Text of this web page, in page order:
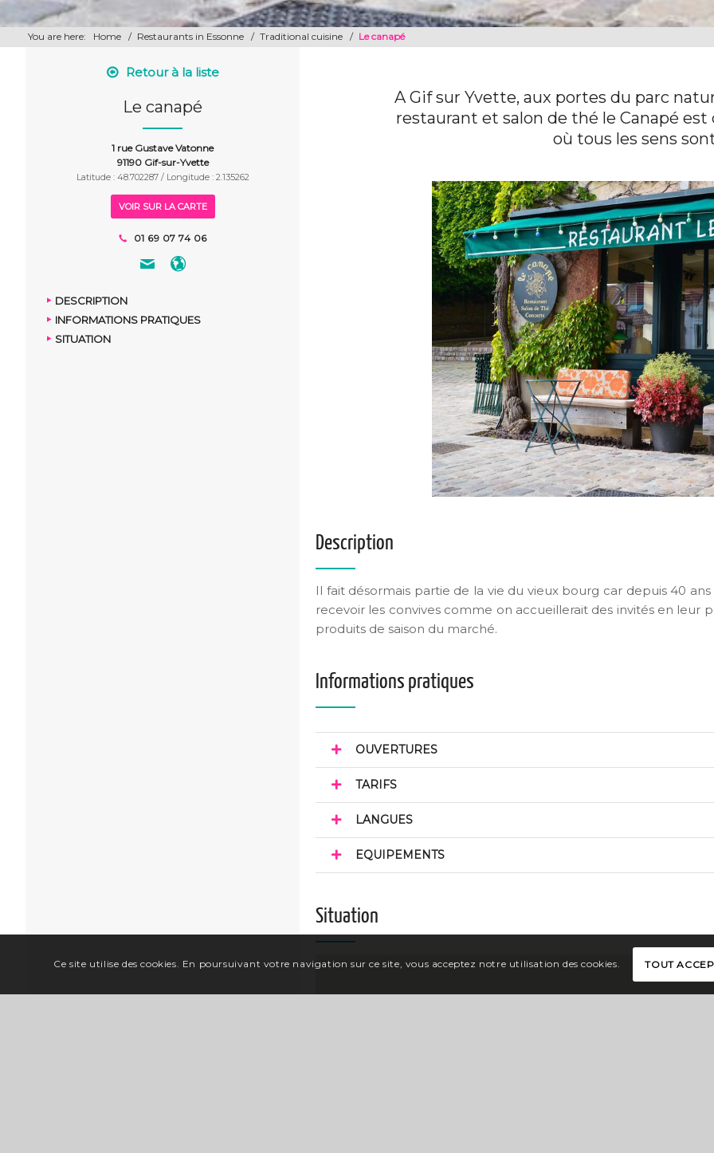
You are here: Home / Restaurants in Essonne / Traditional cuisine / Le canapé
Retour à la liste
Le canapé
1 rue Gustave Vatonne
91190 Gif-sur-Yvette
Latitude : 48.702287 / Longitude : 2.135262
VOIR SUR LA CARTE
01 69 07 74 06
DESCRIPTION
INFORMATIONS PRATIQUES
SITUATION
A Gif sur Yvette, aux portes du parc
restaurant et salon de thé le Canapé
où tous les sens
Description
Il fait désormais partie de la vie du vieux bourg car depuis 40
recevoir les convives comme on accueillerait des invités en leur
produits de saison du marché.
Informations pratiques
OUVERTURES
TARIFS
LANGUES
EQUIPEMENTS
Situation
Ce site utilise des cookies. En poursuivant votre navigation sur ce site, vous acceptez notre utilisation des cookies. TOUT